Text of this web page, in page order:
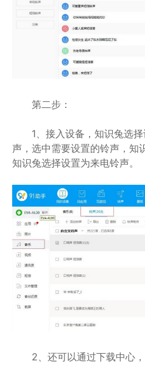
第二步：
1、接入设备，知识兔选
声，选中需要设置的铃声，知
知识兔选择设置为来电铃声。
2、还可以通过下载中心，